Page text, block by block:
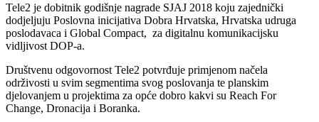
Tele2 je dobitnik godišnje nagrade SJAJ 2018 koju zajednički
dodjeljuju Poslovna inicijativa Dobra Hrvatska, Hrvatska udruga
poslodavaca i Global Compact, za digitalnu komunikacijsku
vidljivost DOP-a.
Društvenu odgovornost Tele2 potvrđuje primjenom načela
održivosti u svim segmentima svog poslovanja te planskim
djelovanjem u projektima za opće dobro kakvi su Reach For
Change, Dronacija i Boranka.